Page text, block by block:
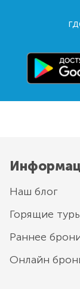
Наш блог
Горящие
Раннее
Онлайн